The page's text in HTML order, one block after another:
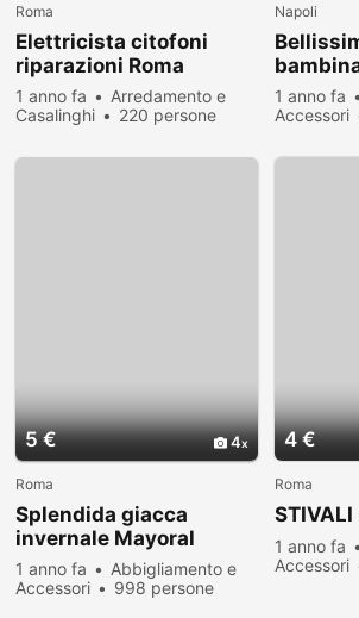
Roma
Elettricista citofoni
riparazioni Roma
1 anno fa
Arredamento e
Casalinghi
220 persone
Napoli
1 anno fa
Accessori
5 € 4
Roma
Splendida giacca
invernale Mayoral
1 anno fa
Abbigliamento e
Accessori
998 persone
4 €
Roma
1 anno fa
Accessori